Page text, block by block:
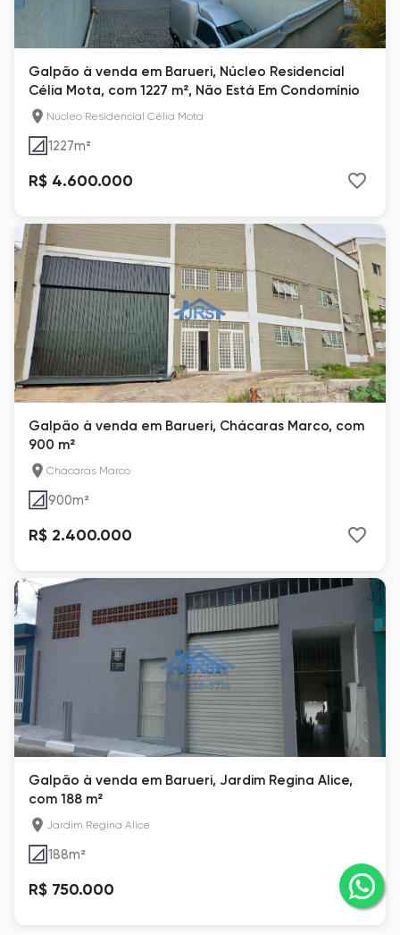
Galpão à venda em Barueri, Núcleo Residencial
Célia Mota, com 1227 m², Não Está Em Condomínio
Núcleo Residencial Célia Mota
1227m²
R$ 4.600.000
Galpão à venda em Barueri, Chácaras Marco, com
900 m²
Chácaras Marco
900m²
R$ 2.400.000
Galpão à venda em Barueri, Jardim Regina Alice,
com 188 m²
Jardim Regina Alice
188m²
R$ 750.000